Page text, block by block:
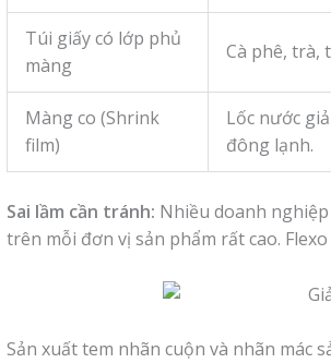
Túi giấy có lớp phủ
màng
Cà phê, trà,
Màng co (Shrink
film)
Lốc nước
đông lạnh.
Sai lầm cần tránh: Nhiều doanh
trên mỗi đơn vị sản phẩm rất cao.
Sản xuất tem nhãn cuộn và nhãn mác